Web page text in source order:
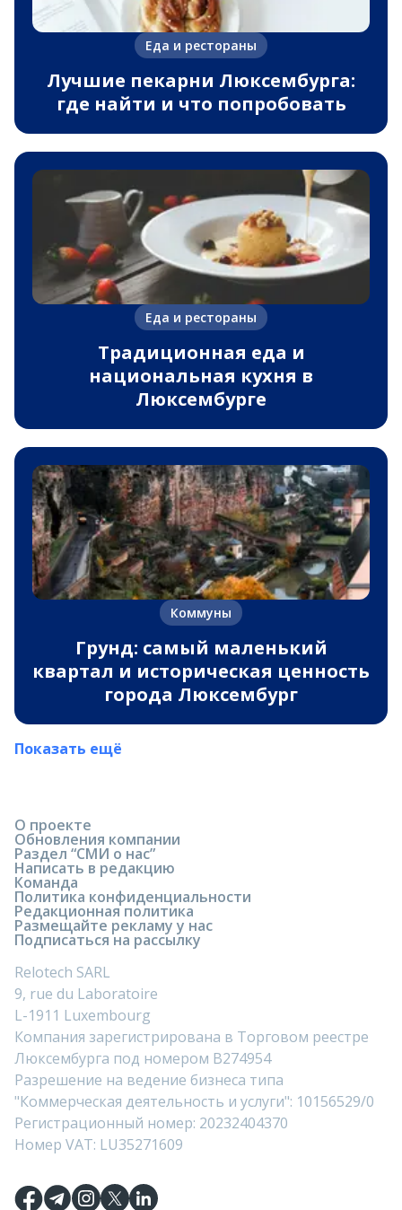
Еда и рестораны
Лучшие пекарни Люксембурга:
где найти и что попробовать
Еда и рестораны
Традиционная еда и
национальная кухня в
Люксембурге
Коммуны
Грунд: самый маленький
квартал и историческая ценность
города Люксембург
Показать ещё
О проекте
Обновления компании
Раздел “СМИ о нас”
Написать в редакцию
Команда
Политика конфиденциальности
Редакционная политика
Размещайте рекламу у нас
Подписаться на рассылку
Relotech SARL
9, rue du Laboratoire
L-1911 Luxembourg
Компания зарегистрирована в Торговом реестре
Люксембурга под номером B274954
Разрешение на ведение бизнеса типа
"Коммерческая деятельность и услуги": 10156529/0
Регистрационный номер: 20232404370
Номер VAT: LU35271609